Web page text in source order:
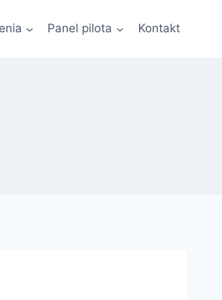
Panel pilota Kontakt